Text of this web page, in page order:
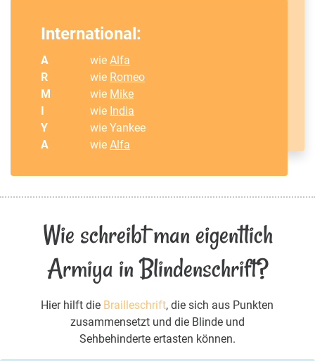
International:
A wieAlfa
R
wie Romeo
M
wie Mike
wie India
Y
wie Yankee
A
wieAlfa
Wie schreibt man eigentlich
Armiya in Blindenschrift?
Hier hilft die Brailleschrift, die sich aus Punkten
zusammensetzt und die Blinde und
Sehbehinderte ertasten können.